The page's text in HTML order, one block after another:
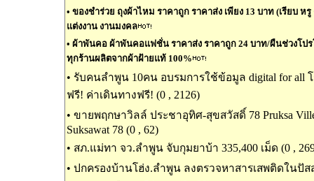
• ของชำร่วย ถุงผ้าไหม ราคาถูก ราคาส่ง เพียง 13 บาท (เรียบ ห
แต่งงาน งานมงคล
• ผ้าพันคอ ผ้าพันคอแฟชั่น ราคาส่ง ราคาถูก 24 บาท/ผืนช่วงโป
ทุกร้านผลิตจากผ้าฝ้ายแท้ 100%
• รับคนลำพูน 10คน อบรมการใช้ข้อมูล digital for all
ฟรี! ค่าเดินทางฟรี! (0 , 2126)
• ขายพฤกษาวิลล์ ประชาอุทิศ-สุขสวัสดิ์ 78 Pruksa Ville
Suksawat 78 (0 , 62)
• สภ.แม่ทา จว.ลำพูน จับกุมยาบ้า 335,400 เม็ด (0 ,
• ปกครองบ้านโฮ่ง.ลำพูน ลงตรวจหาสารเสพติดในปัส